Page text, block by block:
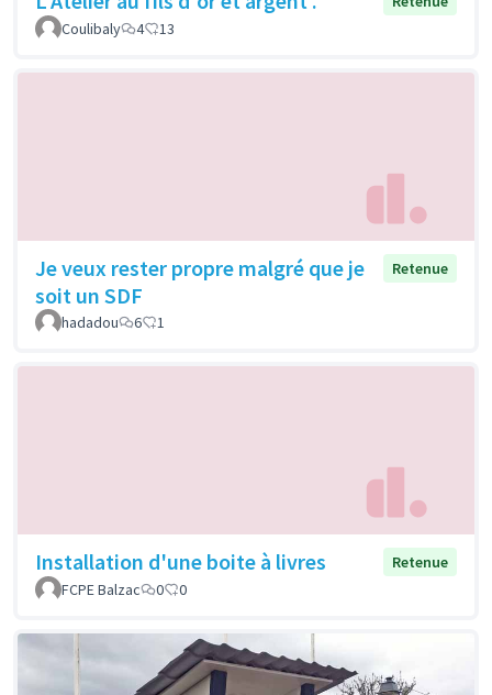
Coulibaly
4 13
Je veux rester propre malgré que je
soit un SDF
Retenue
hadadou 6 1
Installation d'une boite à livres
Retenue
FCPE Balzac
0 0